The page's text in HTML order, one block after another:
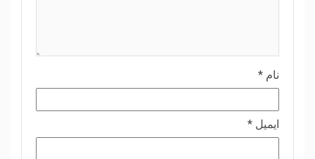
نام *
ایمیل *